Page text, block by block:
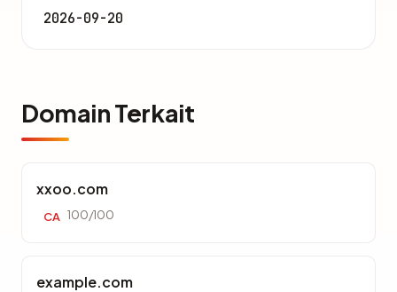
2026-09-20
Domain Terkait
xxoo.com
CA 100/100
example.com